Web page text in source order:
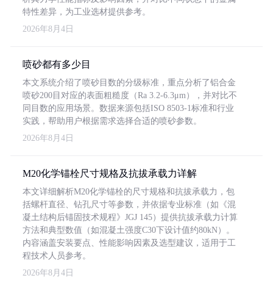
特性差异，为工业选材提供参考。
2026年8月4日
喷砂都有多少目
本文系统介绍了喷砂目数的分级标准，重点分析了铝合金
喷砂200目对应的表面粗糙度（Ra 3.2-6.3μm），并对比不
同目数的应用场景。数据来源包括ISO 8503-1标准和行业
实践，帮助用户根据需求选择合适的喷砂参数。
2026年8月4日
M20化学锚栓尺寸规格及抗拔承载力详解
本文详细解析M20化学锚栓的尺寸规格和抗拔承载力，包
括螺杆直径、钻孔尺寸等参数，并依据专业标准（如《混
凝土结构后锚固技术规程》JGJ 145）提供抗拔承载力计算
方法和典型数值（如混凝土强度C30下设计值约80kN）。
内容涵盖安装要点、性能影响因素及选型建议，适用于工
程技术人员参考。
2026年8月4日